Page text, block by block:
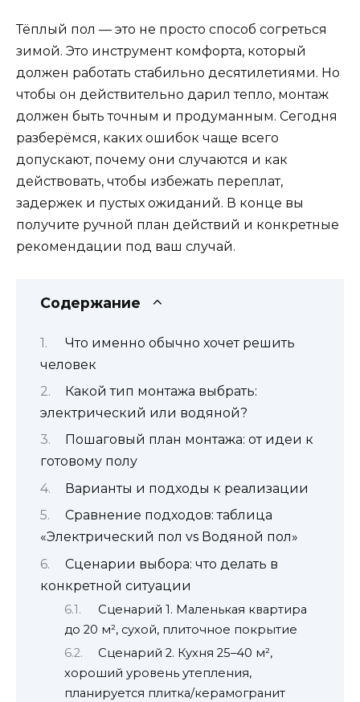
Тёплый пол — это не просто способ согреться
зимой. Это инструмент комфорта, который
должен работать стабильно десятилетиями. Но
чтобы он действительно дарил тепло, монтаж
должен быть точным и продуманным. Сегодня
разберёмся, каких ошибок чаще всего
допускают, почему они случаются и как
действовать, чтобы избежать переплат,
задержек и пустых ожиданий. В конце вы
получите ручной план действий и конкретные
рекомендации под ваш случай.
Содержание
Что именно обычно хочет решить
человек
Какой тип монтажа выбрать:
электрический или водяной?
Пошаговый план монтажа: от идеи к
готовому полу
Варианты и подходы к реализации
Сравнение подходов: таблица
«Электрический пол vs Водяной пол»
Сценарии выбора: что делать в
конкретной ситуации
Сценарий 1. Маленькая квартира
до 20 м², сухой, плиточное покрытие
Сценарий 2. Кухня 25–40 м²,
хороший уровень утепления,
планируется плитка/керамогранит